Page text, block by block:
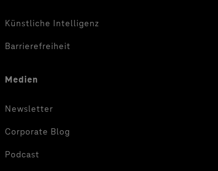
Künstliche Intelligenz
Barrierefreiheit
Medien
Newsletter
Corporate Blog
Podcast